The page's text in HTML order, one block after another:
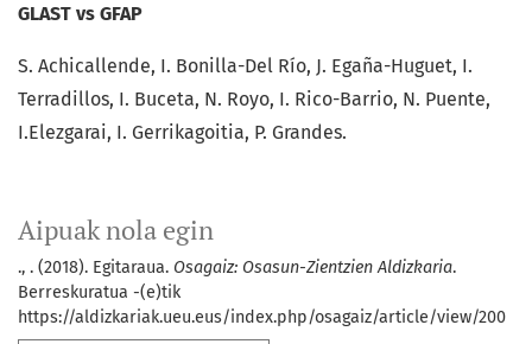
Aipuak nola egin
., . (2018). Egitaraua. Osagaiz: Osasun-Zientzien Aldizkaria.
Berreskuratua -(e)tik
https://aldizkariak.ueu.eus/index.php/osagaiz/article/view/200
GLAST vs GFAP
S. Achicallende, I. Bonilla-Del Río, J. Egaña-Huguet, I.
Terradillos, I. Buceta, N. Royo, I. Rico-Barrio, N. Puente,
I.Elezgarai, I. Gerrikagoitia, P. Grandes.